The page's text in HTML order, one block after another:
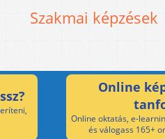
Szakmai képzések
Online
Online oktatás, e-
és válogass 165+